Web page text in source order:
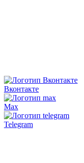
Вконтакте
Max
Telegram